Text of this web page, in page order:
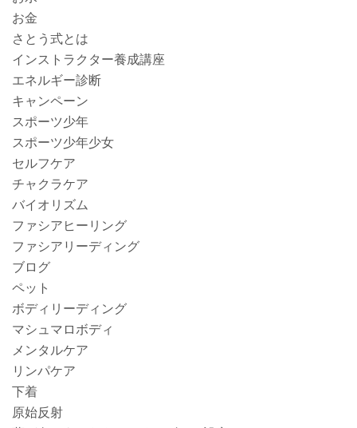
お金
さとう式とは
インストラクター養成講座
エネルギー診断
キャンペーン
スポーツ少年
スポーツ少年少女
セルフケア
チャクラケア
バイオリズム
ファシアヒーリング
ファシアリーディング
ブログ
ペット
ボディリーディング
マシュマロボディ
メンタルケア
リンパケア
下着
原始反射